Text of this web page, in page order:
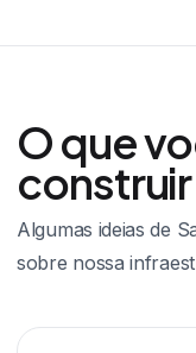
O que
construir
Algumas ideias de
sobre nossa